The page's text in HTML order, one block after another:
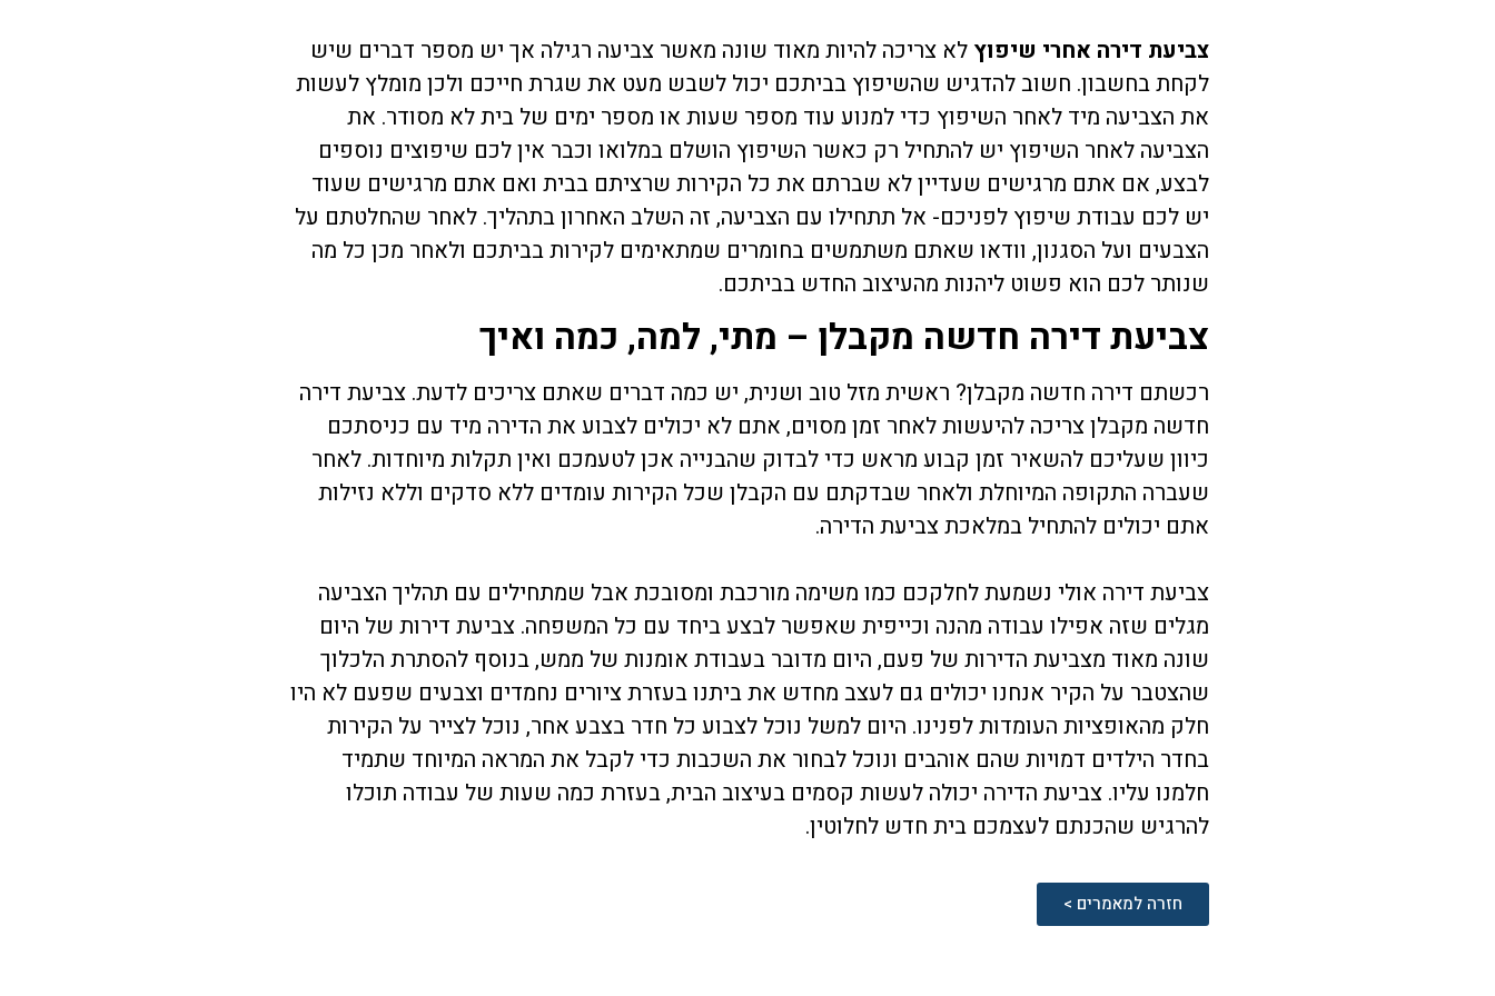
צבי​עת דירה אחרי שיפוץ לא צריכה להיות מאוד שונה מאשר צביעה רגילה אך יש מספר דברים שיש
לקחת בחשבון. חשוב להדגיש שהשיפוץ בביתכם יכול לשבש מעט את שגרת חייכם ולכן מומלץ לעשות
את הצביעה מיד לאחר השיפוץ כדי למנוע עוד מספר שעות או מספר ימים של בית לא מסודר. את
הצביעה לאחר השיפוץ יש להתחיל רק כאשר השיפוץ הושלם במלואו וכבר אין לכם שיפוצים נוספים
לבצע, אם אתם מרגישים שעדיין לא שברתם את כל הקירות שרציתם בבית ואם אתם מרגישים שעוד
יש לכם עבודת שיפוץ לפניכם- אל תתחילו עם הצביעה, זה השלב האחרון בתהליך. לאחר שהחלטתם על
הצבעים ועל הסגנון, וודאו שאתם משתמשים בחומרים שמתאימים לקירות בביתכם ולאחר מכן כל מה
שנותר לכם הוא פשוט ליהנות מהעיצוב החדש בביתכם.
צביעת דירה חדשה מקבלן – מתי, למה, כמה ואיך
רכשתם דירה חדשה מקבלן? ראשית מזל טוב ושנית, יש כמה דברים שאתם צריכים לדעת. צביעת דירה
חדשה מקבלן צריכה להיעשות לאחר זמן מסוים, אתם לא יכולים לצבוע את הדירה מיד עם כניסתכם
כיוון שעליכם להשאיר זמן קבוע מראש כדי לבדוק שהבנייה אכן לטעמכם ואין תקלות מיוחדות. לאחר
שעברה התקופה המיוחלת ולאחר שבדקתם עם הקבלן שכל הקירות עומדים ללא סדקים וללא נזילות
אתם יכולים להתחיל במלאכת צביעת הדירה.
צביעת דירה אולי נשמעת לחלקכם כמו משימה מורכבת ומסובכת אבל שמתחילים עם תהליך הצביעה
מגלים שזה אפילו עבודה מהנה וכייפית שאפשר לבצע ביחד עם כל המשפחה. צביעת דירות של היום
שונה מאוד מצביעת הדירות של פעם, היום מדובר בעבודת אומנות של ממש, בנוסף להסתרת הלכלוך
שהצטבר על הקיר אנחנו יכולים גם לעצב מחדש את ביתנו בעזרת ציורים נחמדים וצבעים שפעם לא היו
חלק מהאופציות העומדות לפנינו. היום למשל נוכל לצבוע כל חדר בצבע אחר, נוכל לצייר על הקירות
בחדר הילדים דמויות שהם אוהבים ונוכל לבחור את השכבות כדי לקבל את המראה המיוחד שתמיד
חלמנו עליו. צביעת הדירה יכולה לעשות קסמים בעיצוב הבית, בעזרת כמה שעות של עבודה תוכלו
להרגיש שהכנתם לעצמכם בית חדש לחלוטין.
חזרה למאמרים >